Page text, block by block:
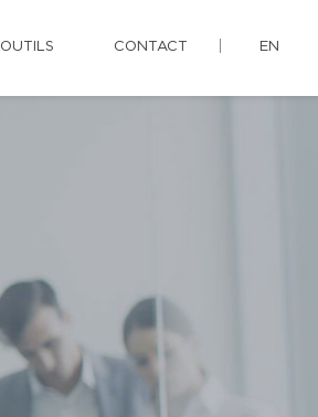
OUTILS CONTACT EN